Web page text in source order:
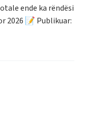
ende ka rëndësi
2026 📝 Publikuar: